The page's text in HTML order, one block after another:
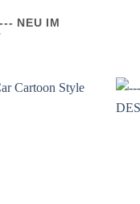
NEU IM